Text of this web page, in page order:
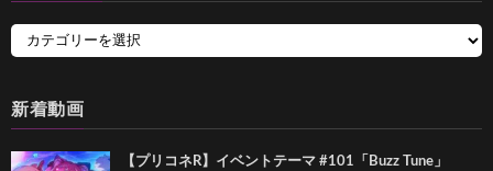
新着動画
【プリコネR】イベントテーマ #101「Buzz Tune」